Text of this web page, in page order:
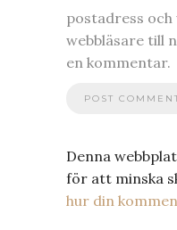
postadress och
webbläsare till
en kommentar.
Denna
för att minska
hur din